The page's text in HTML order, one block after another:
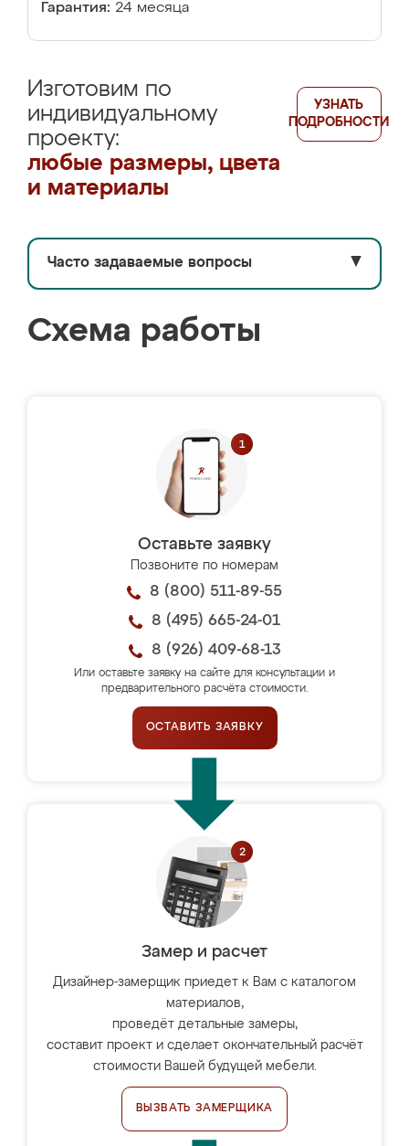
Гарантия: 24 месяца
Изготовим по
индивидуальному
проекту:
любые размеры, цвета
и материалы
УЗНАТЬ
ПОДРОБНОСТИ
Часто задаваемые вопросы ▼
Схема работы
Оставьте заявку
Позвоните по номерам
8 (800) 511-89-55
8 (495) 665-24-01
8 (926) 409-68-13
Или оставьте заявку на сайте для консультации и
предварительного расчёта стоимости.
ОСТАВИТЬ ЗАЯВКУ
Замер и расчет
Дизайнер-замерщик приедет к Вам с каталогом
материалов,
проведёт детальные замеры,
составит проект и сделает окончательный расчёт
стоимости Вашей будущей мебели.
ВЫЗВАТЬ ЗАМЕРЩИКА